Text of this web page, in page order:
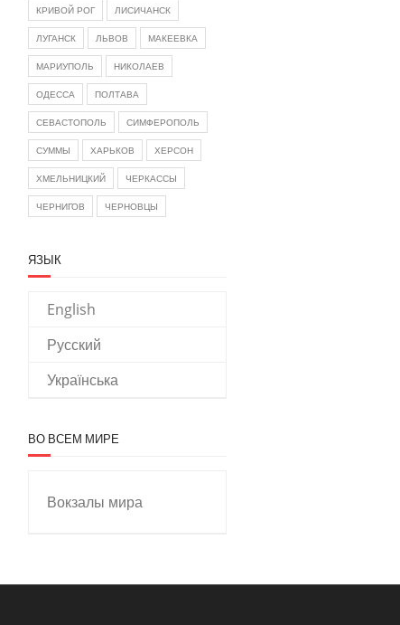
КРИВОЙ РОГ ЛИСИЧАНСК
ЛУГАНСК ЛЬВОВ МАКЕЕВКА
МАРИУПОЛЬ НИКОЛАЕВ
ОДЕССА ПОЛТАВА
СЕВАСТОПОЛЬ СИМФЕРОПОЛЬ
СУММЫ ХАРЬКОВ ХЕРСОН
ХМЕЛЬНИЦКИЙ ЧЕРКАССЫ
ЧЕРНИГОВ ЧЕРНОВЦЫ
ЯЗЫК
English
Русский
Українська
ВО ВСЕМ МИРЕ
Вокзалы мира